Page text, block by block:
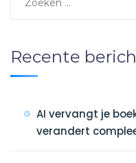
Recente
AI vervangt je
verandert